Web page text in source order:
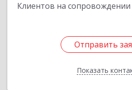
Клиентов на сопровождении
Отправить
Показать
Отправить
Назад